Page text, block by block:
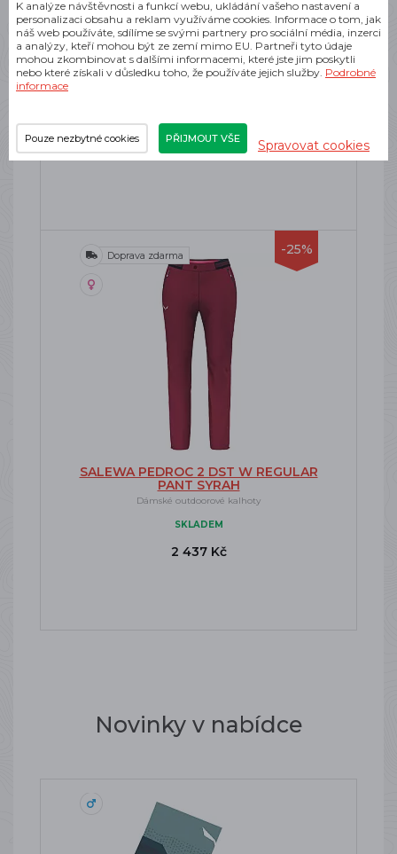
SWIX DYNAMIC HYBRID INSULATED
SKLADEM
2 745 Kč
-25%
Doprava zdarma
SALEWA PEDROC 2 DST W REGULAR
PANT SYRAH
Dámské outdoorové kalhoty
SKLADEM
2 437 Kč
Novinky v nabídce
K analýze návštěvnosti a funkcí webu, ukládání vašeho nastavení a
personalizaci obsahu a reklam využíváme cookies. Informace o tom, jak
náš web používáte, sdílíme se svými partnery pro sociální média, inzerci
a analýzy, kteří mohou být ze zemí mimo EU. Partneři tyto údaje
mohou zkombinovat s dalšími informacemi, které jste jim poskytli
nebo které získali v důsledku toho, že používáte jejich služby. Podrobné
informace
Pouze nezbytné cookies PŘIJMOUT VŠE Spravovat cookies